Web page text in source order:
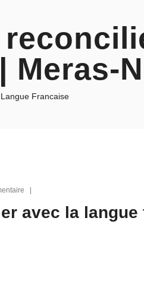
Meras-
Francaise
|
avec la